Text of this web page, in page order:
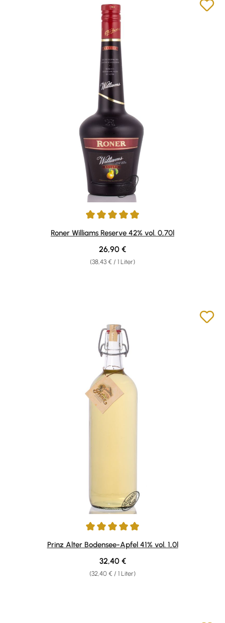
Durchschnittliche Bewertung von 5 von 5 Sternen
Roner Williams Reserve 42% vol. 0,70l
(38,43 € / 1 Liter)
Regulärer Preis:
26,90 €
Durchschnittliche Bewertung von 4.88 von 5 Sternen
Prinz Alter Bodensee-Apfel 41% vol. 1,0l
(32,40 € / 1 Liter)
Regulärer Preis:
32,40 €